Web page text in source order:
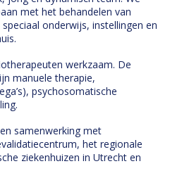
met het behandelen van
onderwijs, instellingen en
werkzaam. De
manuele therapie,
psychosomatische
samenwerking met
het regionale
ziekenhuizen in Utrecht en